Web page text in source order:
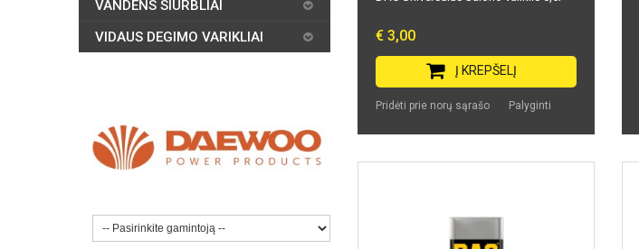
€ 3,00
Į KREPŠELĮ
Pridėti prie norų sąrašo Palyginti
VANDENS SIURBLIAI
VIDAUS DEGIMO VARIKLIAI